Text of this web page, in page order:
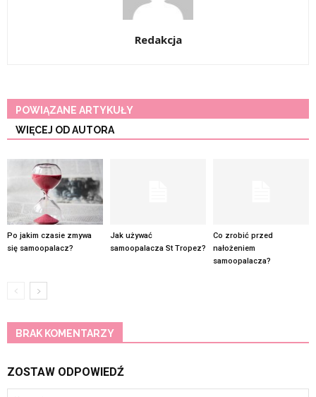
Redakcja
POWIĄZANE ARTYKUŁY
WIĘCEJ OD AUTORA
Po jakim czasie zmywa
się samoopalacz?
Jak używać
samoopalacza St Tropez?
Co zrobić przed
nałożeniem
samoopalacza?
BRAK KOMENTARZY
ZOSTAW ODPOWIEDŹ